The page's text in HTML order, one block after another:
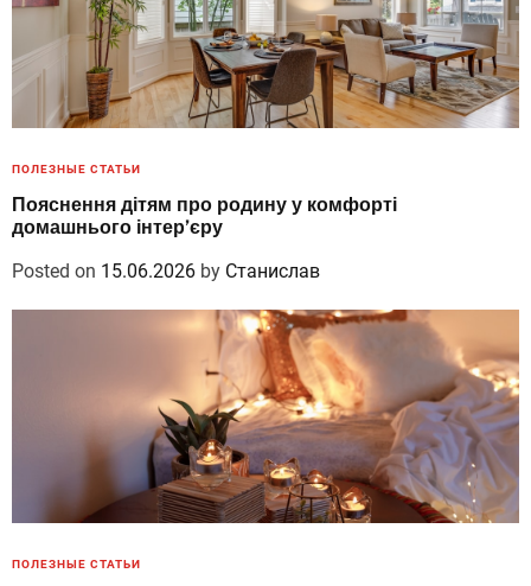
ПОЛЕЗНЫЕ СТАТЬИ
Пояснення дітям про родину у комфорті
домашнього інтер’єру
Posted on 15.06.2026 by Станислав
ПОЛЕЗНЫЕ СТАТЬИ